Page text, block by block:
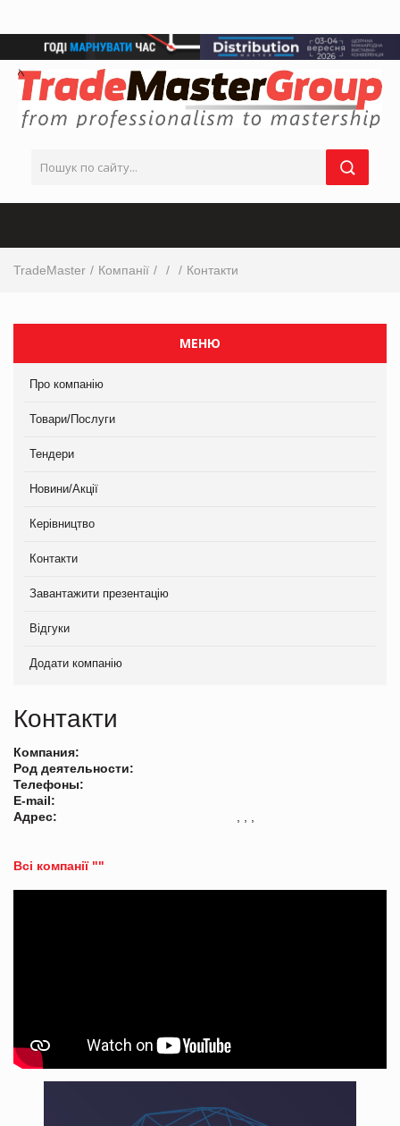
TradeMaster Компанії Контакти
МЕНЮ
Про компанію
Товари/Послуги
Тендери
Новини/Акції
Керівництво
Контакти
Завантажити презентацію
Відгуки
Додати компанію
Контакти
Компания:
Род деятельности:
Телефоны:
E-mail:
Адрес:
Всі компанії ""